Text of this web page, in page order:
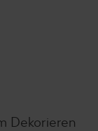
Dekorieren